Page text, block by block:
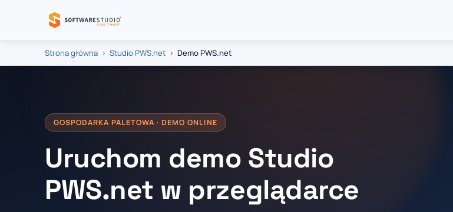
Strona główna Studio PWS.net Demo PWS.net
GOSPODARKA PALETOWA · DEMO ONLINE
Uruchom demo Studio
PWS.net w przeglądarce